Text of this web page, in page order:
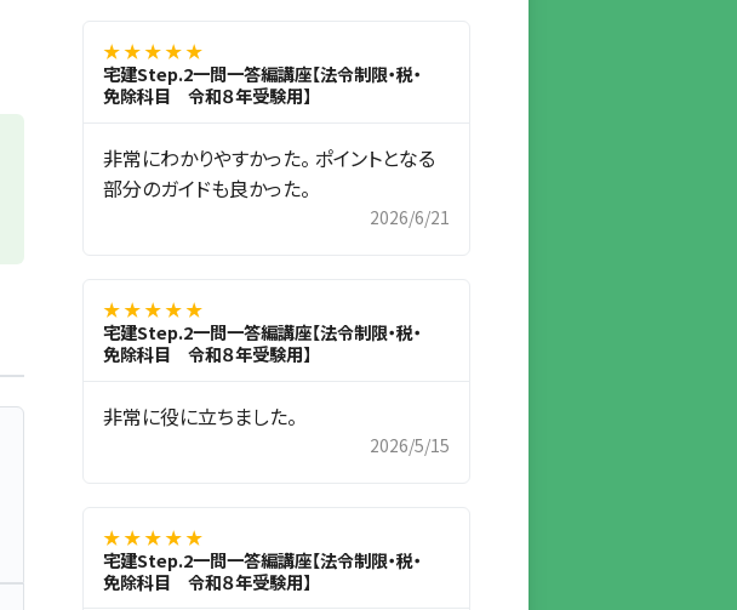
★ ★ ★ ★ ★
宅建Step.2一問一答編講座【法令制限・税・
免除科目 令和８年受験用】
非常にわかりやすかった。 ポイントとなる
部分のガイドも良かった。
2026/6/21
★ ★ ★ ★ ★
宅建Step.2一問一答編講座【法令制限・税・
免除科目 令和８年受験用】
非常に役に立ちました。
2026/5/15
★ ★ ★ ★ ★
宅建Step.2一問一答編講座【法令制限・税・
免除科目 令和８年受験用】